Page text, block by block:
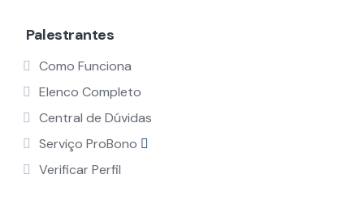
Palestrantes
Como Funciona
Elenco Completo
Central de Dúvidas
Serviço ProBono
Verificar Perfil